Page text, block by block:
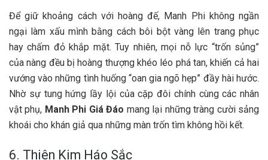
Để giữ khoảng cách với hoàng đế, Manh Phi không ngần
ngại làm xấu mình bằng cách bôi bột vàng lên trang phục
hay chấm đỏ khắp mặt. Tuy nhiên, mọi nỗ lực “trốn sủng”
của nàng đều bị hoàng thượng khéo léo phá tan, khiến cả hai
vướng vào những tình huống “oan gia ngõ hẹp” đầy hài hước.
Nhờ sự tung hứng lầy lội của cặp đôi chính cùng các nhân
vật phụ, Manh Phi Giá Đáo mang lại những tràng cười sảng
khoái cho khán giả qua những màn trốn tìm không hồi kết.
6. Thiên Kim Háo Sắc